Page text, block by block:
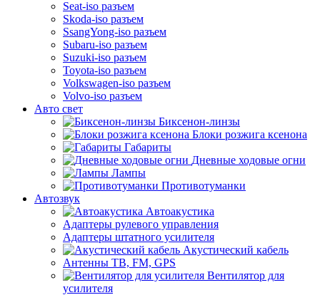
Seat-iso разъем
Skoda-iso разъем
SsangYong-iso разъем
Subaru-iso разъем
Suzuki-iso разъем
Toyota-iso разъем
Volkswagen-iso разъем
Volvo-iso разъем
Авто свет
Биксенон-линзы
Блоки розжига ксенона
Габариты
Дневные ходовые огни
Лампы
Противотуманки
Автозвук
Автоакустика
Адаптеры рулевого управления
Адаптеры штатного усилителя
Акустический кабель
Антенны ТВ, FM, GPS
Вентилятор для
усилителя